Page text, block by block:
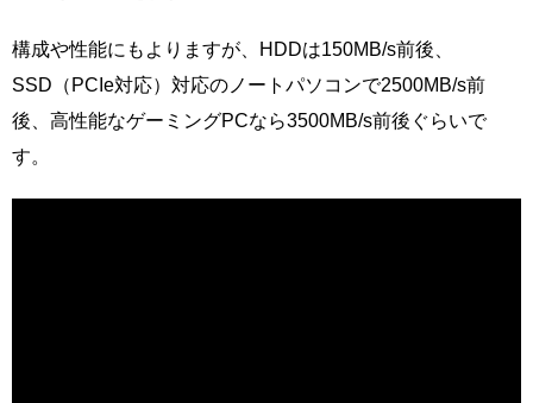
構成や性能にもよりますが、HDDは150MB/s前後、
SSD（PCIe対応）対応のノートパソコンで2500MB/s前
後、高性能なゲーミングPCなら3500MB/s前後ぐらいで
す。